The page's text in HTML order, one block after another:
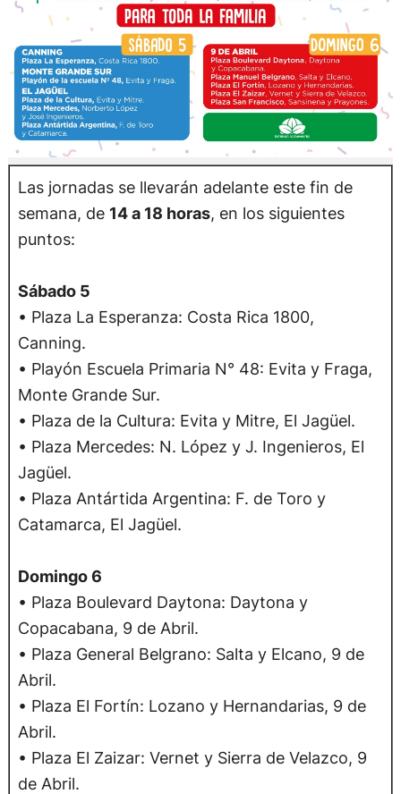
Las jornadas se llevarán adelante este fin de
semana, de 14 a 18 horas, en los siguientes
puntos:
Sábado 5
• Plaza La Esperanza: Costa Rica 1800,
Canning.
• Playón Escuela Primaria N° 48: Evita y Fraga,
Monte Grande Sur.
• Plaza de la Cultura: Evita y Mitre, El Jagüel.
• Plaza Mercedes: N. López y J. Ingenieros, El
Jagüel.
• Plaza Antártida Argentina: F. de Toro y
Catamarca, El Jagüel.
Domingo 6
• Plaza Boulevard Daytona: Daytona y
Copacabana, 9 de Abril.
• Plaza General Belgrano: Salta y Elcano, 9 de
Abril.
• Plaza El Fortín: Lozano y Hernandarias, 9 de
Abril.
• Plaza El Zaizar: Vernet y Sierra de Velazco, 9
de Abril.